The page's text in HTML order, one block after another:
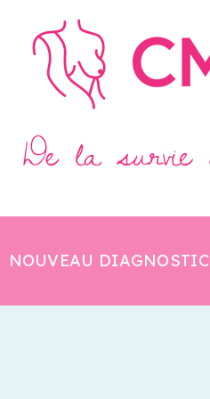
NOUVEAU DIAGNOSTIC